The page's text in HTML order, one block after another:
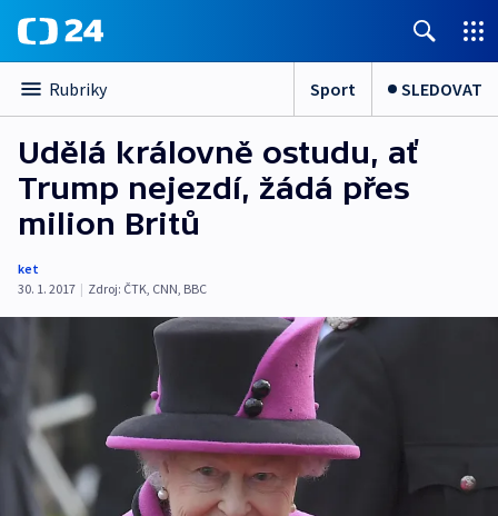
Rubriky Sport SLEDOVAT
Udělá královně ostudu, ať
Trump nejezdí, žádá přes
milion Britů
ket
30. 1. 2017 | Zdroj: ČTK, CNN, BBC